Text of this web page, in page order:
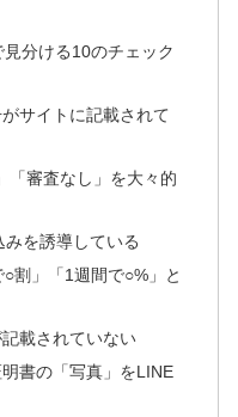
分ける10のチェック
サイトに記載されて
「審査なし」を大々的
を誘導している
割」「1週間で○%」と
載されていない
書の「写真」をLINE